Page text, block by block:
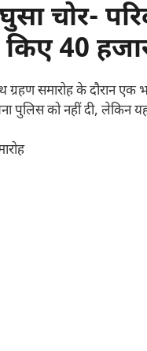
चोर-
किए 40
ग्रहण समारोह के दौरान
पुलिस को नहीं दी, लेकिन